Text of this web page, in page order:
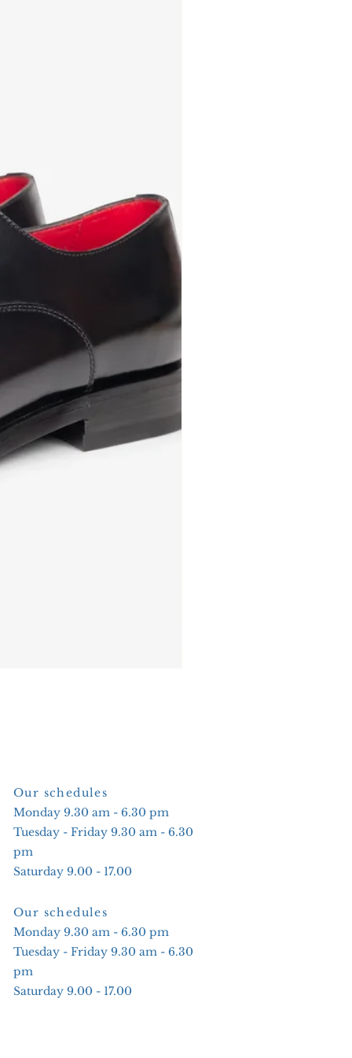
Our schedules
Monday 9.30 am - 6.30 pm
Tuesday - Friday 9.30 am - 6.30
pm
Saturday 9.00 - 17.00
Our schedules
Monday 9.30 am - 6.30 pm
Tuesday - Friday 9.30 am - 6.30
pm
Saturday 9.00 - 17.00